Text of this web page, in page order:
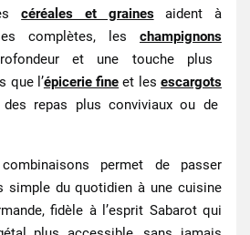
céréales et grainesaident à
complètes, les champignons
et une touche plus
que l’épicerie fine et lesescargots
repas plus conviviaux ou de
permet de passer
simple du quotidien à une cuisine
fidèle à l’esprit Sabarot qui